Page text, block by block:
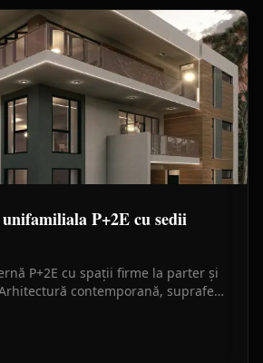
P+2E cu sedii
P+2E cu spații firme la parter și
contemporană, suprafețe